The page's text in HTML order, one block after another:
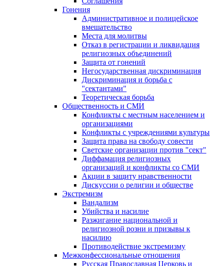
Гонения
Административное и полицейское
вмешательство
Места для молитвы
Отказ в регистрации и ликвидация
религиозных объединений
Защита от гонений
Негосударственная дискриминация
Дискриминация и борьба с
"сектантами"
Теоретическая борьба
Общественность и СМИ
Конфликты с местным населением и
организациями
Конфликты с учреждениями культуры
Защита права на свободу совести
Светские организации против "сект"
Диффамация религиозных
организаций и конфликты со СМИ
Акции в защиту нравственности
Дискуссии о религии и обществе
Экстремизм
Вандализм
Убийства и насилие
Разжигание национальной и
религиозной розни и призывы к
насилию
Противодействие экстремизму
Межконфессиональные отношения
Русская Православная Церковь и